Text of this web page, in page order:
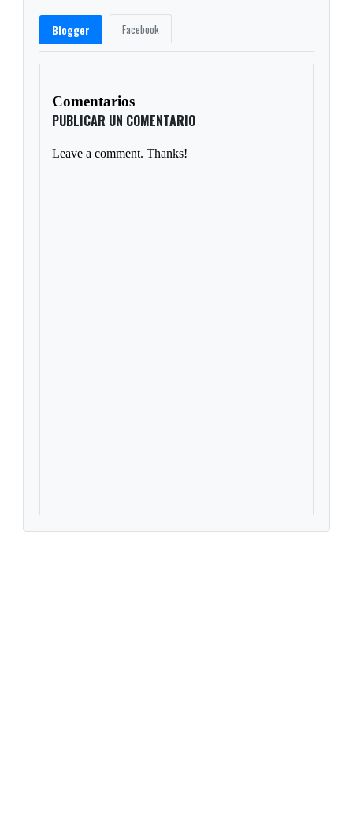
Blogger Facebook
Comentarios
PUBLICAR UN COMENTARIO
Leave a comment. Thanks!